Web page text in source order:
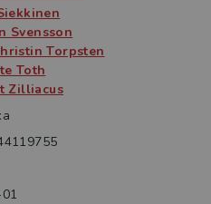
Svensson
Torpsten
Toth
Zilliacus